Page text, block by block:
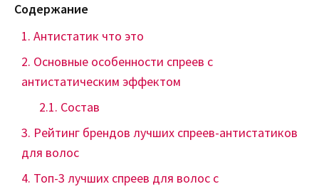
Содержание
Антистатик что это
Основные особенности спреев с
антистатическим эффектом
Состав
Рейтинг брендов лучших спреев-антистатиков
для волос
Топ-3 лучших спреев для волос с